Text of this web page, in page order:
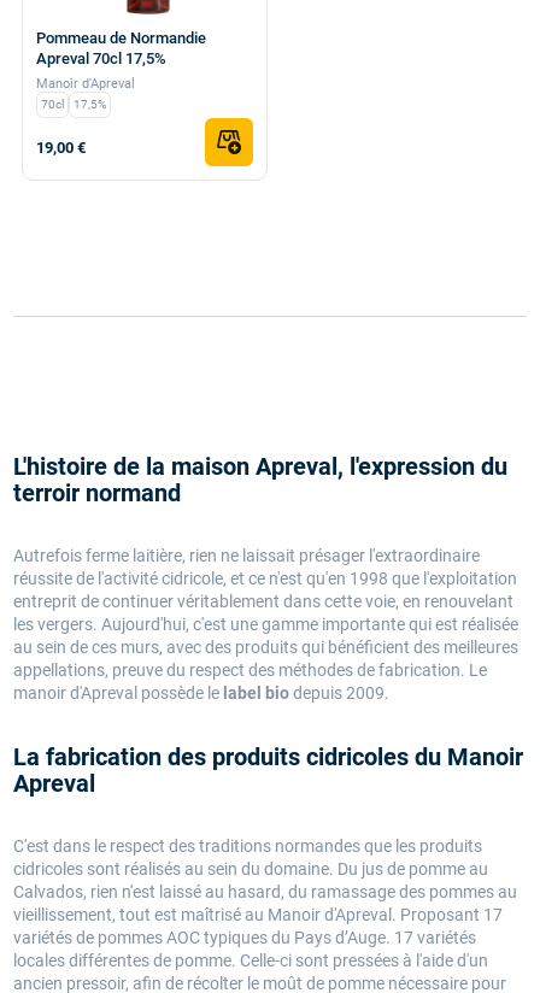
Pommeau de Normandie
Apreval 70cl 17,5%
Manoir d'Apreval
70cl 17,5%
19,00 €
L'histoire de la maison Apreval, l'expression du
terroir normand
Autrefois ferme laitière, rien ne laissait présager l'extraordinaire
réussite de l'activité cidricole, et ce n'est qu'en 1998 que l'exploitation
entreprit de continuer véritablement dans cette voie, en renouvelant
les vergers. Aujourd'hui, c'est une gamme importante qui est réalisée
au sein de ces murs, avec des produits qui bénéficient des meilleures
appellations, preuve du respect des méthodes de fabrication. Le
manoir d'Apreval possède le label biodepuis 2009.
La fabrication des produits cidricoles du Manoir
Apreval
C'est dans le respect des traditions normandes que les produits
cidricoles sont réalisés au sein du domaine. Du jus de pomme au
Calvados, rien n'est laissé au hasard, du ramassage des pommes au
vieillissement, tout est maîtrisé au Manoir d'Apreval. Proposant 17
variétés de pommes AOC typiques du Pays d’Auge. 17 variétés
locales différentes de pomme. Celle-ci sont pressées à l'aide d'un
ancien pressoir, afin de récolter le moût de pomme nécessaire pour